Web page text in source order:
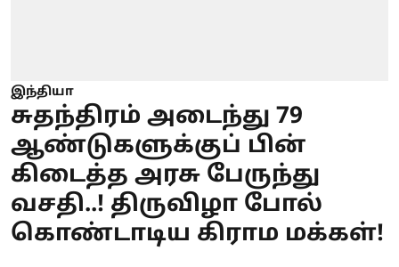
இந்தியா
சுதந்திரம் அடைந்து 79
ஆண்டுகளுக்குப் பின்
கிடைத்த அரசு பேருந்து
வசதி..! திருவிழா போல்
கொண்டாடிய கிராம மக்கள்!